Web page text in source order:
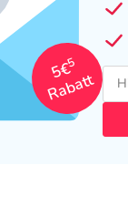
5€
5
Rabatt